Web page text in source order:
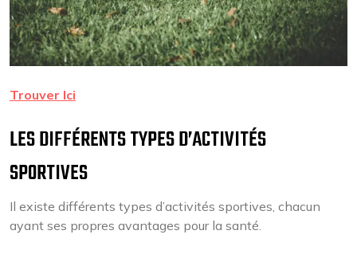
Trouver Ici
LES DIFFÉRENTS TYPES D’ACTIVITÉS
SPORTIVES
Il existe différents types d’activités sportives, chacun
ayant ses propres avantages pour la santé.